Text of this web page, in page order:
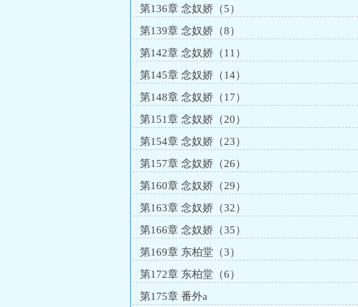
第136章 念奴娇（5）
第139章 念奴娇（8）
第142章 念奴娇（11）
第145章 念奴娇（14）
第148章 念奴娇（17）
第151章 念奴娇（20）
第154章 念奴娇（23）
第157章 念奴娇（26）
第160章 念奴娇（29）
第163章 念奴娇（32）
第166章 念奴娇（35）
第169章 东柏堂（3）
第172章 东柏堂（6）
第175章 番外a